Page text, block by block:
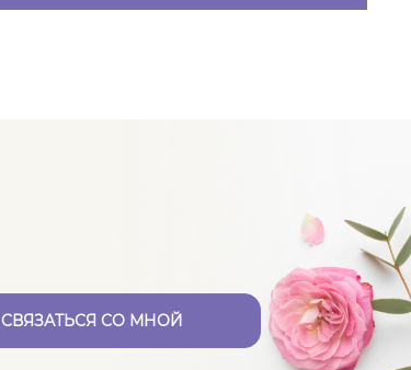
CВЯЗАТЬСЯ СО МНОЙ